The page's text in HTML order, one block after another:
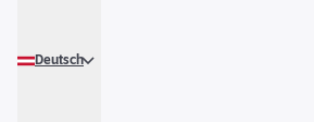
Deutsch